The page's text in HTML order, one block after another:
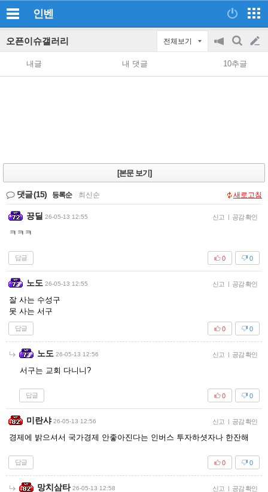
인벤
오픈이슈갤러리 전체보기
공
지
on/off
검
색
글
쓰
내글 내 댓글 10추글
[본문 보기]
댓글(15) 등록순 최신순 새로고침
끙딜 26-05-13 12:55 신고 | 공감 확인
ㅋㅋㅋ
답글 0
0
노도 26-05-13 12:55 신고 | 공감 확인
잘 사는 수성구
못 사는 서구
답글 0
0
노도 26-05-13 12:56 신고 | 공감 확인
서구는 교회 다니니?
답글 0
0
미란샤 26-05-13 12:56 신고 | 공감 확인
경제에 밝으셔서 국가경제 안좋아진다는 인버스 투자하셧자나 한잔해
답글 0
0
망치삼타 26-05-13 12:58 신고 | 공감 확인